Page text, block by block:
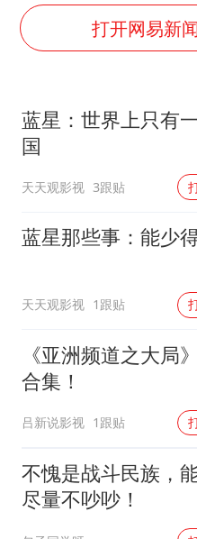
奋
打开网易新
蓝星：世界上只有
国
天天观影视 3跟贴
蓝星那些事：能少
天天观影视 1跟贴
《亚洲频道之大局
合集！
吕新说影视 1跟贴
不愧是战斗民族，
尽量不吵吵！